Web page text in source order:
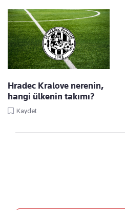
Hradec Kralove nerenin,
hangi ülkenin takımı?
Kaydet